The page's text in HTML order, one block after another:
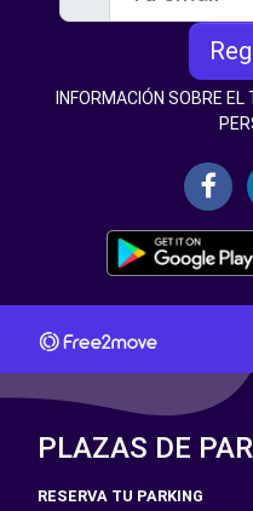
INFORMACIÓN SOBRE
PLAZAS DE
RESERVA TU PARKING